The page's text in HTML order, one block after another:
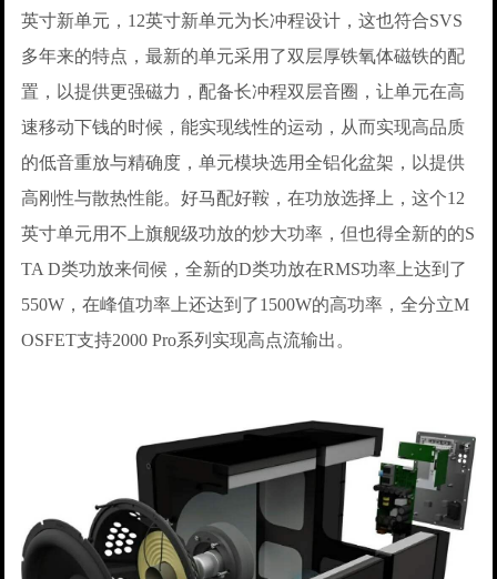
英寸新单元，12英寸新单元为长冲程设计，这也符合SVS
多年来的特点，最新的单元采用了双层厚铁氧体磁铁的配
置，以提供更强磁力，配备长冲程双层音圈，让单元在高
速移动下钱的时候，能实现线性的运动，从而实现高品质
的低音重放与精确度，单元模块选用全铝化盆架，以提供
高刚性与散热性能。好马配好鞍，在功放选择上，这个12
英寸单元用不上旗舰级功放的炒大功率，但也得全新的的S
TA D类功放来伺候，全新的D类功放在RMS功率上达到了
550W，在峰值功率上还达到了1500W的高功率，全分立M
OSFET支持2000 Pro系列实现高点流输出。